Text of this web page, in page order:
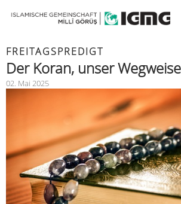
FREITAGSPREDIGT
Der Koran, unser
02. Mai 2025